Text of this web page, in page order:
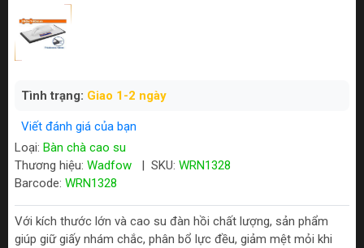
Tình trạng: Giao 1-2 ngày
Viết đánh giá của bạn
Loại: Bàn chà cao su
Thương hiệu: Wadfow SKU: WRN1328
Barcode: WRN1328
Với kích thước lớn và cao su đàn hồi chất lượng, sản phẩm
giúp giữ giấy nhám chắc, phân bổ lực đều, giảm mệt mỏi khi